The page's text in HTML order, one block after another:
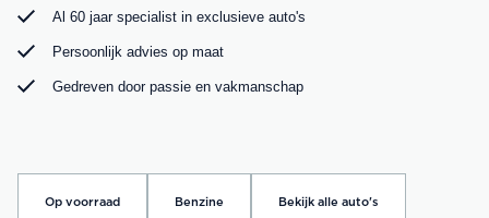
Al 60 jaar specialist in exclusieve auto's
Persoonlijk advies op maat
Gedreven door passie en vakmanschap
Op voorraad Benzine Bekijk alle auto's